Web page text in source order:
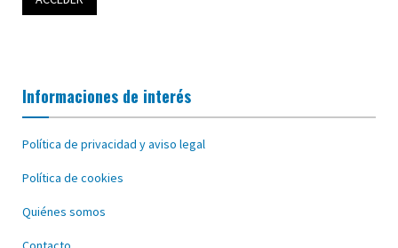
Informaciones de interés
Política de privacidad y aviso legal
Política de cookies
Quiénes somos